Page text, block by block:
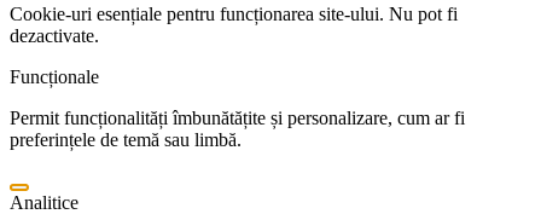
Cookie-uri esențiale pentru funcționarea site-ului. Nu pot fi
dezactivate.
Funcționale
Permit funcționalități îmbunătățite și personalizare, cum ar fi
preferințele de temă sau limbă.
Analitice